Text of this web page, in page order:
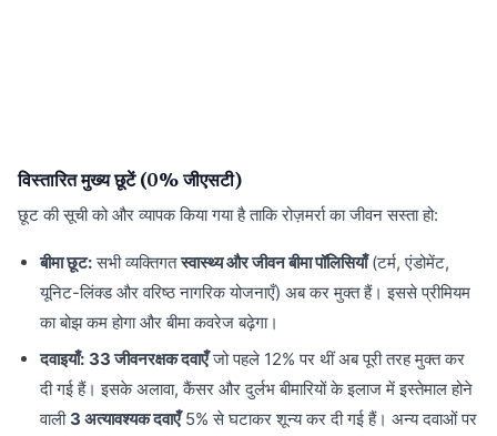
विस्तारित मुख्य छूटें (0% जीएसटी)
छूट की सूची को और व्यापक किया गया है ताकि रोज़मर्रा का जीवन सस्ता हो:
बीमा छूट:सभी व्यक्तिगतस्वास्थ्य और जीवन बीमा पॉलिसियाँ(टर्म, एंडोमेंट,
यूनिट-लिंक्ड और वरिष्ठ नागरिक योजनाएँ) अब कर मुक्त हैं। इससे प्रीमियम
का बोझ कम होगा और बीमा कवरेज बढ़ेगा।
दवाइयाँ: 33 जीवनरक्षक दवाएँजो पहले 12% पर थीं अब पूरी तरह मुक्त कर
दी गई हैं। इसके अलावा, कैंसर और दुर्लभ बीमारियों के इलाज में इस्तेमाल होने
वाली 3 अत्यावश्यक दवाएँ5% से घटाकर शून्य कर दी गई हैं। अन्य दवाओं पर